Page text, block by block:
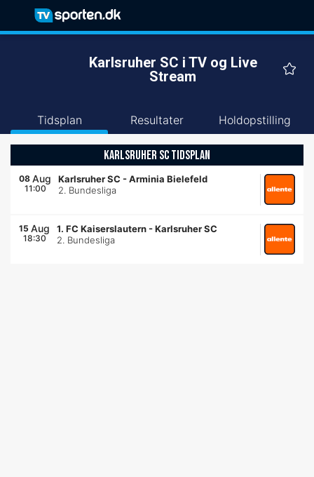
Karlsruher SC i TV og Live
Stream
Tidsplan Resultater Holdopstilling
KARLSRUHER SC TIDSPLAN
08 Aug
11:00
Karlsruher SC -Arminia Bielefeld
2. Bundesliga
15 Aug
18:30
1. FC Kaiserslautern -Karlsruher SC
2. Bundesliga